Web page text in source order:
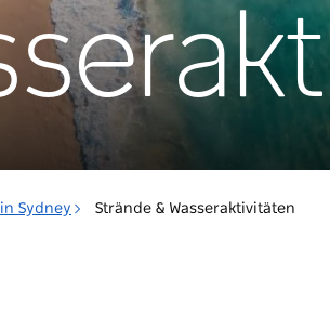
Sydney Strände & Wasseraktivitäten